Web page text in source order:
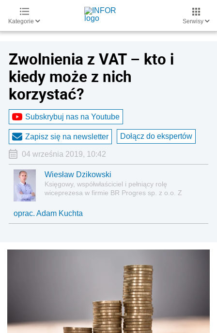
Kategorie Serwisy
Zwolnienia z VAT – kto i
kiedy może z nich
korzystać?
Subskrybuj nas na Youtube
Zapisz się na newsletter Dołącz do ekspertów
04 września 2019, 10:42
Wiesław Dzikowski
Księgowy, współwłaściciel i pełniący rolę
wiceprezesa w firmie BR Progres sp. z o.o. Z
oprac. Adam Kuchta